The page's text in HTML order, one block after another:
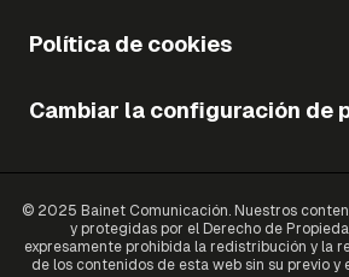
Política de cookies
Cambiar la configuración de
© 2025 Bainet Comunicación. Nuestros
y protegidas por el Derecho de
expresamente prohibida la redistribución y la
de los contenidos de esta web sin su previo y